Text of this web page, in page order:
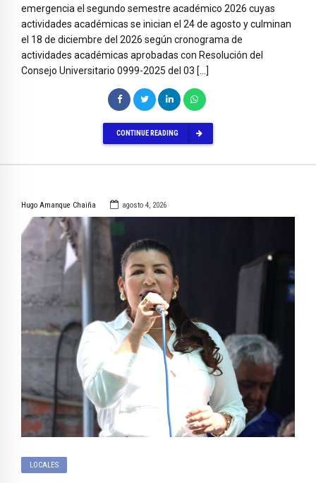
emergencia el segundo semestre académico 2026 cuyas
actividades académicas se inician el 24 de agosto y culminan
el 18 de diciembre del 2026 según cronograma de
actividades académicas aprobadas con Resolución del
Consejo Universitario 0999-2025 del 03 […]
CONTINUE READING
Hugo Amanque Chaiña agosto 4, 2026
LOCALES